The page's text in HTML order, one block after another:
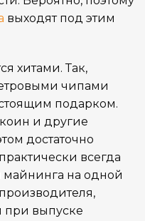
выходят под этим
хитами. Так,
чипами
подарком.
и другие
достаточно
всегда
майнинга на одной
при выпуске